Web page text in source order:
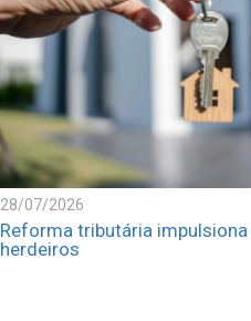
28/07/2026
Reforma tributária
herdeiros